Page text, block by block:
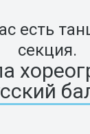
есть
секция.